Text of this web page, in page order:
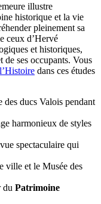
illustre
historique et la vie
pleinement sa
ceux d’Hervé
et historiques,
ses occupants. Vous
dans ces études
des ducs Valois pendant
harmonieux de styles
spectaculaire qui
ville et le Musée des
du Patrimoine